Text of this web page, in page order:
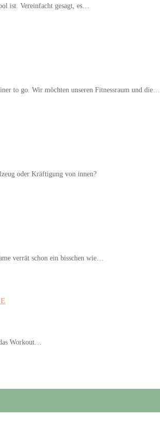
ist. Vereinfacht gesagt, es…
to go. Wir möchten unseren Fitnessraum und die…
oder Kräftigung von innen?
verrät schon ein bisschen wie…
Workout…